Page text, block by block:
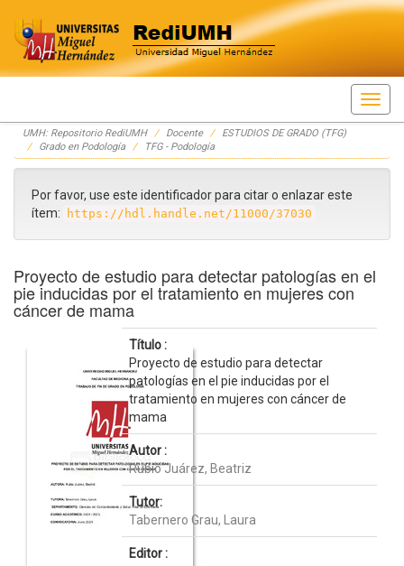
Skip
navigation
UMH: Repositorio RediUMH Docente
ESTUDIOS DE GRADO (TFG)
Grado en Podología
TFG - Podología
Por favor, use este identificador para citar o enlazar este
ítem:
https://hdl.handle.net/11000/37030
Proyecto de estudio para detectar patologías en el
pie inducidas por el tratamiento en mujeres con
cáncer de mama
Título :
Proyecto de estudio para detectar
patologías en el pie inducidas por el
tratamiento en mujeres con cáncer de
mama
Autor :
Rubio Juárez, Beatriz
Tutor:
Tabernero Grau, Laura
Editor :